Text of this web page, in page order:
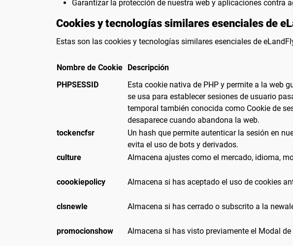
Garantizar la protección de nuestra web y aplicaciones
Cookies y tecnologías similares esenciales de
Estas son las cookies y tecnologías similares esenciales de
Nombre de Cookie Descripción
PHPSESSID
Esta cookie nativa de PHP y permite a la web
se usa para establecer sesiones de usuario
temporal también conocida como Cookie de
desaparece cuando abandona la web.
tockencfsr
Un hash que permite autenticar la sesión en
evita el uso de bots y derivados.
culture
Almacena ajustes como el mercado, idioma,
coookiepolicy
Almacena si has aceptado el uso de cookies
clsnewle
Almacena si has cerrado o subscrito a la
promocionshow
Almacena si has visto previamente el Modal de